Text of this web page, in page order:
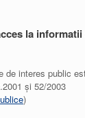
la
de interes public
și 52/2003
)